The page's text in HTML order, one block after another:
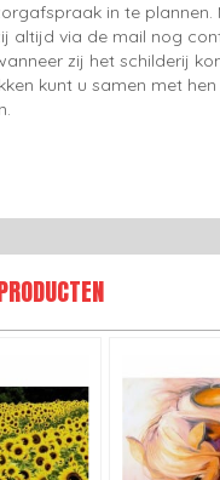
in te plannen.
altijd via de mail nog
zij het schilderij
kunt u samen met